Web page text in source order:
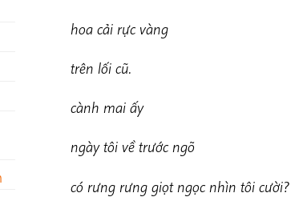
hoa cải rực vàng
trên lối cũ.
cành mai ấy
ngày tôi về trước ngõ
có rưng rưng giọt ngọc nhìn tôi cười?